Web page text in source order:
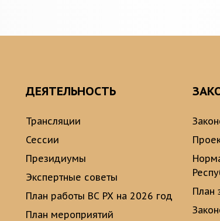
ДЕЯТЕЛЬНОСТЬ
Трансляции
Сессии
Президиумы
Экспертные советы
План работы ВС РХ на 2026 год
План мероприятий
План